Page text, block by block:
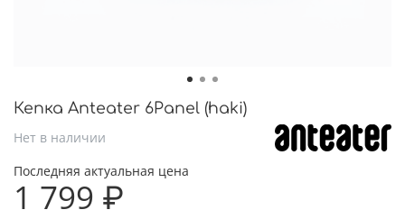
Кепка Anteater 6Panel (haki)
Нет в наличии
Последняя актуальная цена
1 799 ₽